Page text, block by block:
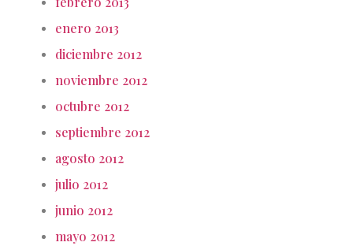
enero 2013
diciembre 2012
noviembre 2012
octubre 2012
septiembre 2012
agosto 2012
julio 2012
junio 2012
mayo 2012